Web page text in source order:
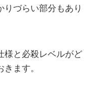
りづらい部分もあり
様と必殺レベルがど
ます。